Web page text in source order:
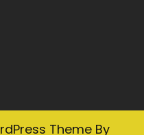
Theme By